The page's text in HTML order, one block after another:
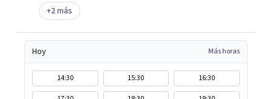
+2más
Hoy Más horas
14:30 15:30
16:30